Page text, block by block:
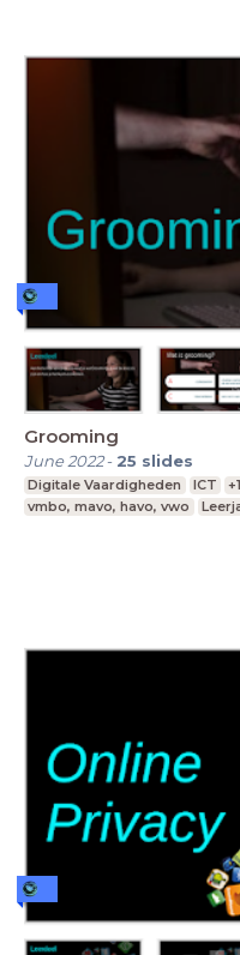
Grooming
June 2022- 25 slides
Digitale Vaardigheden ICT +1
vmbo, mavo, havo, vwo